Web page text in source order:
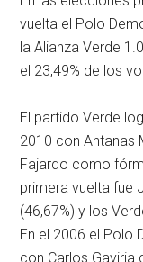
vuelta el Polo
la Alianza Verde
el 23,49% de los
El partido Verde
2010 con Antanas
Fajardo como
primera vuelta fue
(46,67%) y los
En el 2006 el Polo
con Carlos